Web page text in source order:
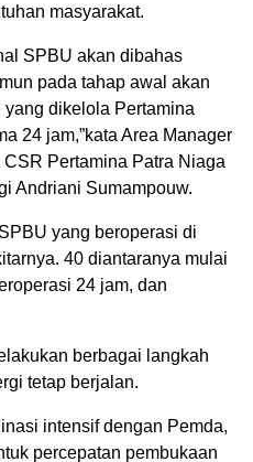
masyarakat.
SPBU akan dibahas
pada tahap awal akan
dikelola Pertamina
24 jam,”kata Area Manager
Pertamina Patra Niaga
Andriani Sumampouw.
yang beroperasi di
40 diantaranya mulai
24 jam, dan
berbagai langkah
tetap berjalan.
intensif dengan Pemda,
percepatan pembukaan